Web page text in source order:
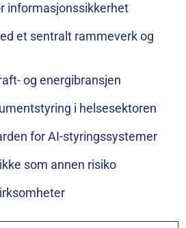
informasjonssikkerhet
et sentralt rammeverk og
og energibransjen
i helsesektoren
for AI-styringssystemer
som annen risiko